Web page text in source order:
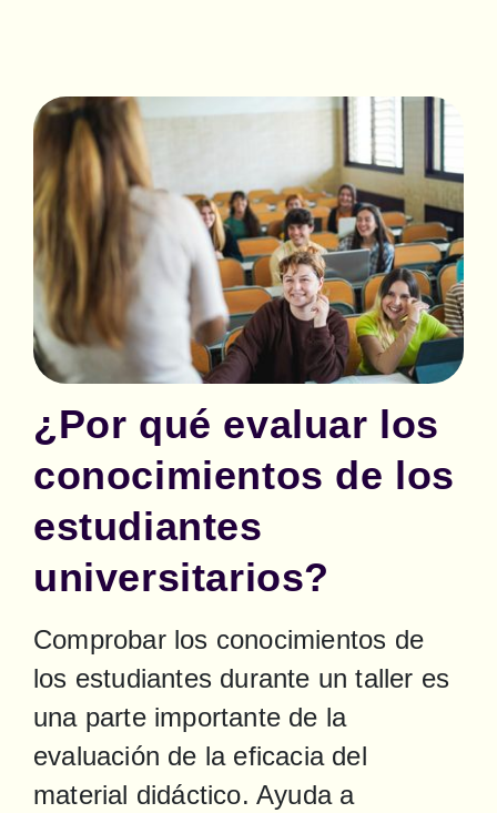
¿Por qué evaluar los
conocimientos de los
estudiantes
universitarios?
Comprobar los conocimientos de
los estudiantes durante un taller es
una parte importante de la
evaluación de la eficacia del
material didáctico. Ayuda a